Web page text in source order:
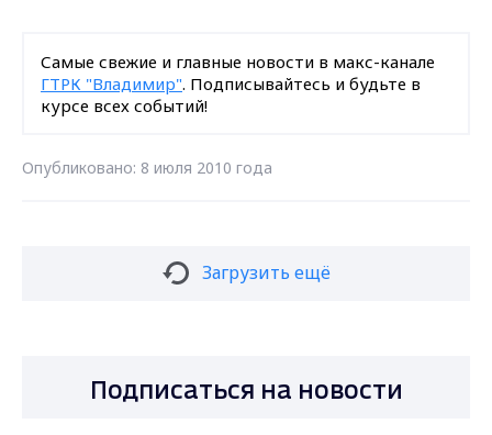
Самые свежие и главные новости в макс-канале
ГТРК "Владимир". Подписывайтесь и будьте в
курсе всех событий!
Опубликовано: 8 июля 2010 года
Загрузить ещё
Подписаться на новости